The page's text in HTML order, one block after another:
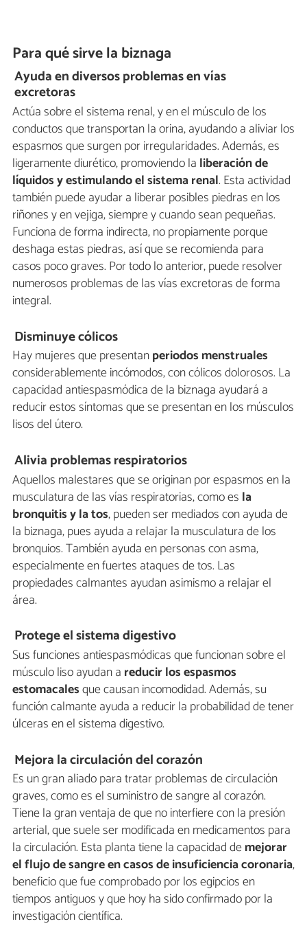
Para qué sirve la biznaga
Ayuda en diversos problemas en vías
excretoras
Actúa sobre el sistema renal, y en el músculo de los
conductos que transportan la orina, ayudando a aliviar los
espasmos que surgen por irregularidades. Además, es
ligeramente diurético, promoviendo la liberación de
líquidos y estimulando el sistema renal. Esta actividad
también puede ayudar a liberar posibles piedras en los
riñones y en vejiga, siempre y cuando sean pequeñas.
Funciona de forma indirecta, no propiamente porque
deshaga estas piedras, así que se recomienda para
casos poco graves. Por todo lo anterior, puede resolver
numerosos problemas de las vías excretoras de forma
integral.
Disminuye cólicos
Hay mujeres que presentanperiodos menstruales
considerablemente incómodos, con cólicos dolorosos. La
capacidad antiespasmódica de la biznaga ayudará a
reducir estos síntomas que se presentan en los músculos
lisos del útero.
Alivia problemas respiratorios
Aquellos malestares que se originan por espasmos en la
musculatura de las vías respiratorias, como es la
bronquitis y la tos, pueden ser mediados con ayuda de
la biznaga, pues ayuda a relajar la musculatura de los
bronquios. También ayuda en personas con asma,
especialmente en fuertes ataques de tos. Las
propiedades calmantes ayudan asimismo a relajar el
área.
Protege el sistema digestivo
Sus funciones antiespasmódicas que funcionan sobre el
músculo liso ayudan a reducir los espasmos
estomacalesque causan incomodidad. Además, su
función calmante ayuda a reducir la probabilidad de tener
úlceras en el sistema digestivo.
Mejora la circulación del corazón
Es un gran aliado para tratar problemas de circulación
graves, como es el suministro de sangre al corazón.
Tiene la gran ventaja de que no interfiere con la presión
arterial, que suele ser modificada en medicamentos para
la circulación. Esta planta tiene la capacidad demejorar
el flujo de sangre en casos de insuficiencia coronaria,
beneficio que fue comprobado por los egipcios en
tiempos antiguos y que hoy ha sido confirmado por la
investigación científica.